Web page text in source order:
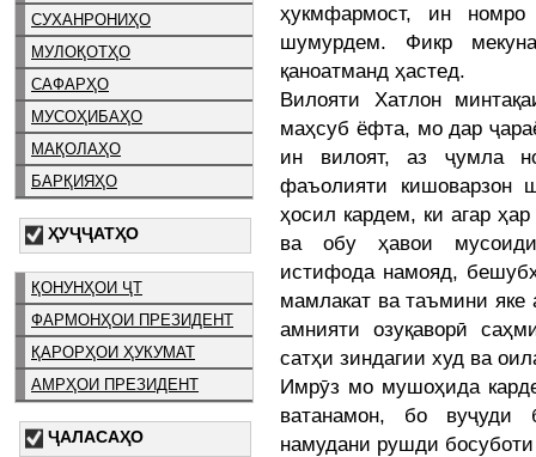
СУХАНРОНИҲО
МУЛОҚОТҲО
САФАРҲО
МУСОҲИБАҲО
МАҚОЛАҲО
БАРҚИЯҲО
ҲУҶҶАТҲО
ҚОНУНҲОИ ҶТ
ФАРМОНҲОИ ПРЕЗИДЕНТ
ҚАРОРҲОИ ҲУКУМАТ
АМРҲОИ ПРЕЗИДЕНТ
ҶАЛАСАҲО
ҳукмфармост, ин
шумурдем. Фикр
қаноатманд ҳастед.
Вилояти Хатлон
маҳсуб ёфта, мо дар
ин вилоят, аз ҷумла
фаъолияти кишоварзон
ҳосил кардем, ки агар
ва обу ҳавои мусоиди
истифода намояд,
мамлакат ва таъмини
амнияти озуқаворӣ
сатҳи зиндагии худ ва
Имрӯз мо мушоҳида
ватанамон, бо
намудани рушди